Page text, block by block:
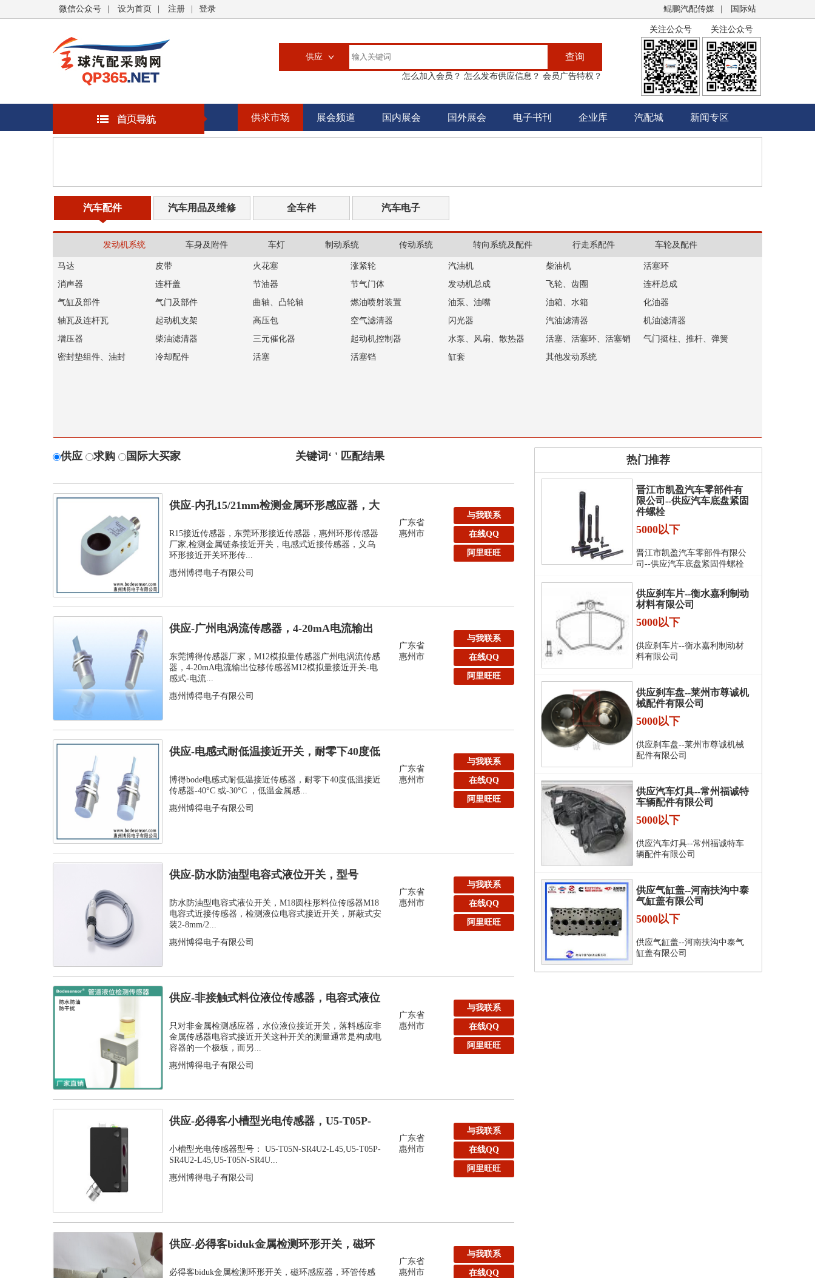
微信公众号 设为首页 注册 登录 鲲鹏汽配传媒 国际站
供应
求购
企业
书刊
查询
怎么加入会员？ 怎么发布供应信息？ 会员广告特权？
关注公众号 关注公众号
供求市场 展会频道 国内展会 国外展会 电子书刊 企业库 汽配城 新闻专区
汽车配件 汽车用品及维修 全车件 汽车电子
发动机系统 车身及附件 车灯 制动系统 传动系统 转向系统及配件 行走系配件 车轮及配件
马达 皮带 火花塞 涨紧轮 汽油机 柴油机
活塞环
消声器
连杆盖 节油器 节气门体 发动机总成 飞轮、齿圈
连杆总成
气缸及部件
气门及部件 曲轴、凸轮轴 燃油喷射装置 油泵、油嘴 油箱、水箱
化油器
轴瓦及连杆瓦
起动机支架 高压包 空气滤清器 闪光器 汽油滤清器
机油滤清器
增压器
柴油滤清器 三元催化器 起动机控制器 水泵、风扇、散热器 活塞、活塞环、活塞销
气门挺柱、推杆、弹簧
密封垫组件、油封
冷却配件 活塞 活塞铛 缸套 其他发动系统
供应 求购 国际大买家 关键词‘ ' 匹配结果
供应-内孔15/21mm检测金属环形感应器，大
孔环...
R15接近传感器，东莞环形接近传感器，惠州环形传感器
厂家,检测金属链条接近开关，电感式近接传感器，义乌
环形接近开关环形传...
惠州博得电子有限公司
广东省
惠州市
与我联系
在线QQ
阿里旺旺
供应-广州电涡流传感器，4-20mA电流输出
位移传...
东莞博得传感器厂家，M12模拟量传感器广州电涡流传感
器，4-20mA电流输出位移传感器M12模拟量接近开关-电
感式-电流...
惠州博得电子有限公司
广东省
惠州市
与我联系
在线QQ
阿里旺旺
供应-电感式耐低温接近开关，耐零下40度低
温接近传...
博得bode电感式耐低温接近传感器，耐零下40度低温接近
传感器-40°C 或-30°C ，低温金属感...
惠州博得电子有限公司
广东省
惠州市
与我联系
在线QQ
阿里旺旺
供应-防水防油型电容式液位开关，型号
C1PF- M...
防水防油型电容式液位开关，M18圆柱形料位传感器M18
电容式近接传感器，检测液位电容式接近开关，屏蔽式安
装2-8mm/2...
惠州博得电子有限公司
广东省
惠州市
与我联系
在线QQ
阿里旺旺
供应-非接触式料位液位传感器，电容式液位
开关
只对非金属检测感应器，水位液位接近开关，落料感应非
金属传感器电容式接近开关这种开关的测量通常是构成电
容器的一个极板，而另...
惠州博得电子有限公司
广东省
惠州市
与我联系
在线QQ
阿里旺旺
供应-必得客小槽型光电传感器，U5-T05P-
SR...
小槽型光电传感器型号： U5-T05N-SR4U2-L45,U5-T05P-
SR4U2-L45,U5-T05N-SR4U...
惠州博得电子有限公司
广东省
惠州市
与我联系
在线QQ
阿里旺旺
供应-必得客biduk金属检测环形开关，磁环
感应器...
必得客biduk金属检测环形开关，磁环感应器，环管传感
广东省
惠州市
与我联系
在线QQ
热门推荐
晋江市凯盈汽车零部件有
限公司--供应汽车底盘紧固
件螺栓
5000以下
晋江市凯盈汽车零部件有限公
司--供应汽车底盘紧固件螺栓
供应刹车片--衡水嘉利制动
材料有限公司
5000以下
供应刹车片--衡水嘉利制动材
料有限公司
供应刹车盘--莱州市尊诚机
械配件有限公司
5000以下
供应刹车盘--莱州市尊诚机械
配件有限公司
供应汽车灯具--常州福诚特
车辆配件有限公司
5000以下
供应汽车灯具--常州福诚特车
辆配件有限公司
供应气缸盖--河南扶沟中泰
气缸盖有限公司
5000以下
供应气缸盖--河南扶沟中泰气
缸盖有限公司